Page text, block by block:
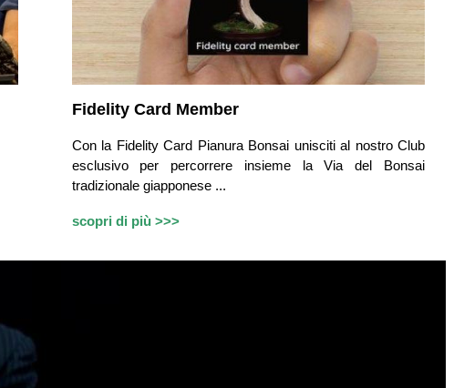
Fidelity Card Member
Con la Fidelity Card Pianura Bonsai unisciti al nostro Club
esclusivo per percorrere insieme la Via del Bonsai
tradizionale giapponese ...
scopri di più >>>